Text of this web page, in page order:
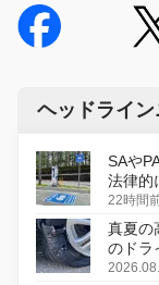
ヘッドライ
SAや
法律的
22時間
真夏の
のドラ